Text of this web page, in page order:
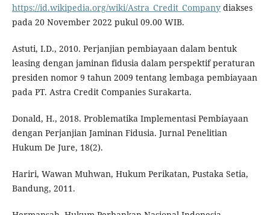
https://id.wikipedia.org/wiki/Astra_Credit_Companydiakses
pada 20 November 2022 pukul 09.00 WIB.
Astuti, I.D., 2010. Perjanjian pembiayaan dalam bentuk
leasing dengan jaminan fidusia dalam perspektif peraturan
presiden nomor 9 tahun 2009 tentang lembaga pembiayaan
pada PT. Astra Credit Companies Surakarta.
Donald, H., 2018. Problematika Implementasi Pembiayaan
dengan Perjanjian Jaminan Fidusia. Jurnal Penelitian
Hukum De Jure, 18(2).
Hariri, Wawan Muhwan, Hukum Perikatan, Pustaka Setia,
Bandung, 2011.